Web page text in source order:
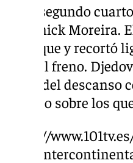
En el segundo
de Yanick Moreira.
arranque y recortó
puso el freno.
antes del descanso
periodo sobre los
https://
copa-